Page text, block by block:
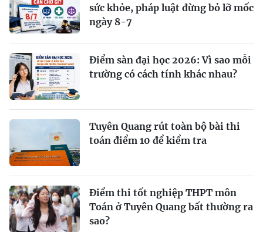
sức khỏe, pháp luật đừng bỏ lỡ mốc
ngày 8-7
Điểm sàn đại học 2026: Vì sao mỗi
trường có cách tính khác nhau?
Tuyên Quang rút toàn bộ bài thi
toán điểm 10 để kiểm tra
Điểm thi tốt nghiệp THPT môn
Toán ở Tuyên Quang bất thường ra
sao?